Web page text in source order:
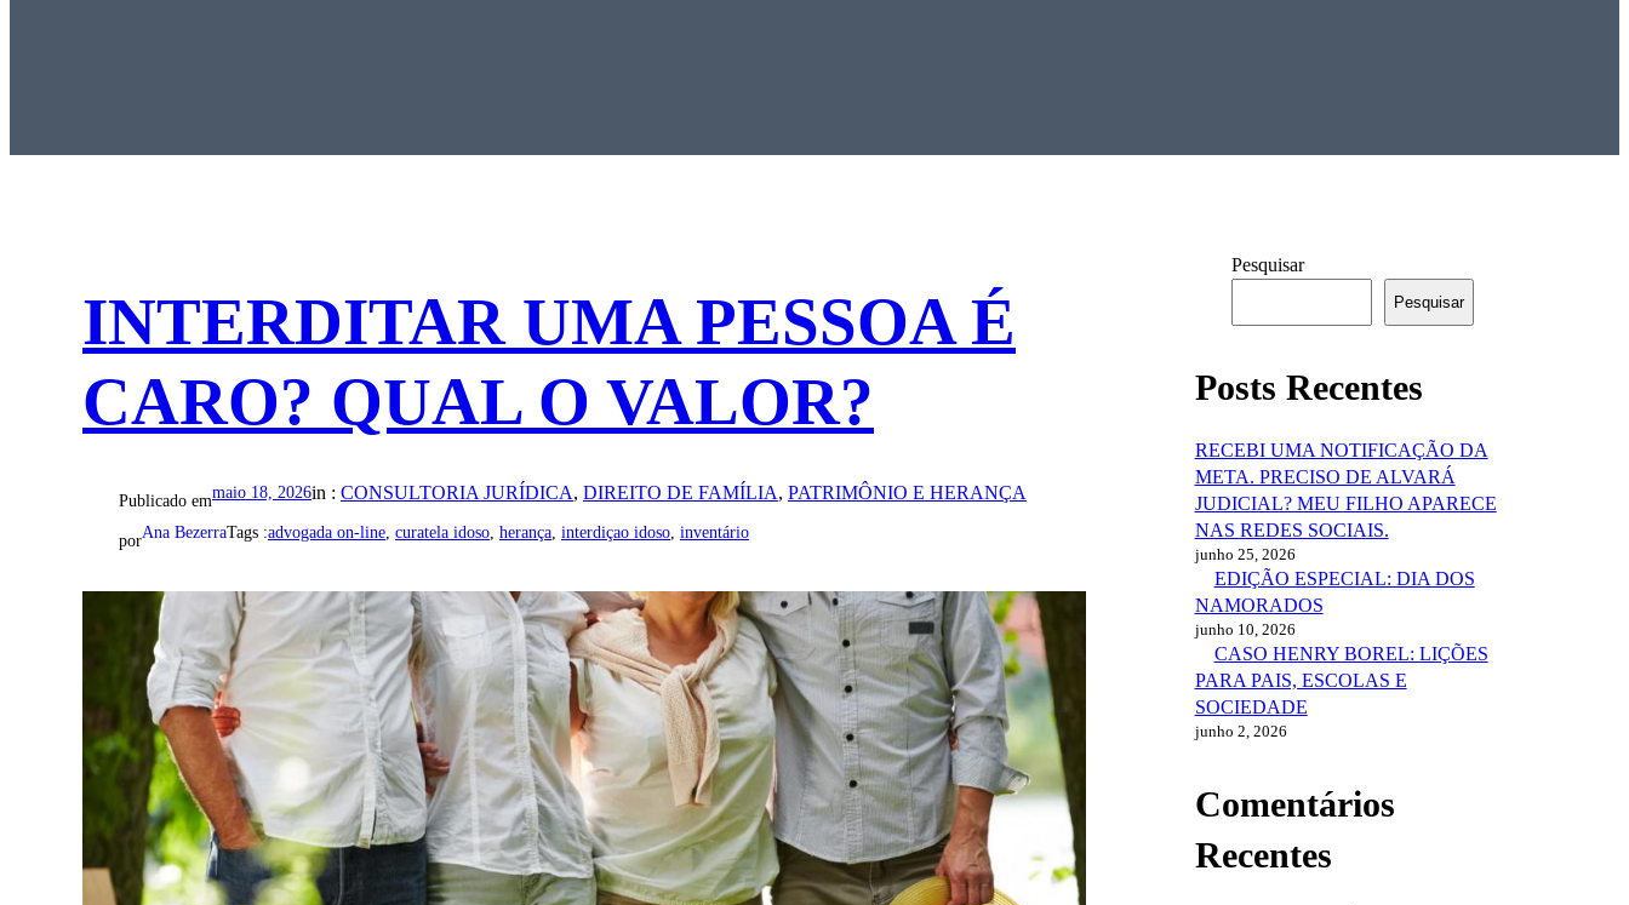
INTERDITAR UMA PESSOA É
CARO? QUAL O VALOR?
Publicado emmaio 18, 2026in : CONSULTORIA JURÍDICA, DIREITO DE FAMÍLIA, PATRIMÔNIO E HERANÇA
porAna BezerraTags :advogada on-line, curatela idoso, herança, interdiçao idoso, inventário
Pesquisar
Pesquisar
Posts Recentes
RECEBI UMA NOTIFICAÇÃO DA
META. PRECISO DE ALVARÁ
JUDICIAL? MEU FILHO APARECE
NAS REDES SOCIAIS.
junho 25, 2026
EDIÇÃO ESPECIAL: DIA DOS
NAMORADOS
junho 10, 2026
CASO HENRY BOREL: LIÇÕES
PARA PAIS, ESCOLAS E
SOCIEDADE
junho 2, 2026
Comentários
Recentes